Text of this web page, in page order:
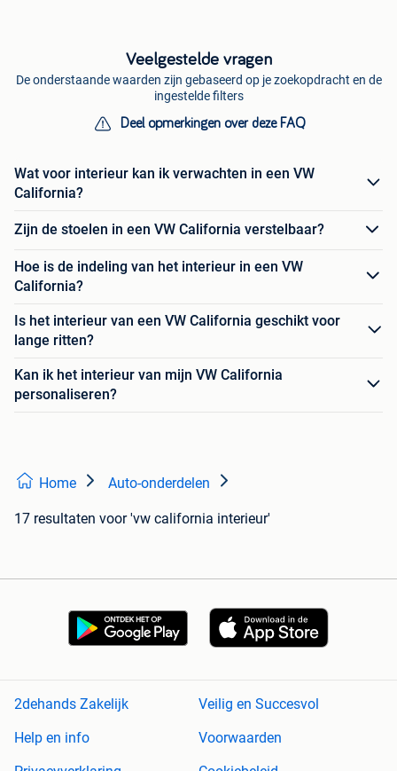
Veelgestelde vragen
De onderstaande waarden zijn gebaseerd op je zoekopdracht en de
ingestelde filters
Deel opmerkingen over deze FAQ
Wat voor interieur kan ik verwachten in een VW
California?
Zijn de stoelen in een VW California verstelbaar?
Hoe is de indeling van het interieur in een VW
California?
Is het interieur van een VW California geschikt voor
lange ritten?
Kan ik het interieur van mijn VW California
personaliseren?
Home Auto-onderdelen
17 resultaten voor 'vw california interieur'
2dehands Zakelijk
Veilig en Succesvol
Help en info
Voorwaarden